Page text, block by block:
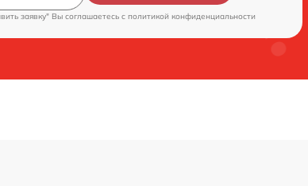
заявку" Вы соглашаетесь c политикой конфиденциальности